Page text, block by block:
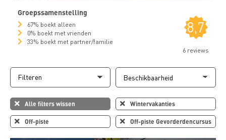
Groepssamenstelling
67% boekt alleen
0% boekt met vrienden
33% boekt met partner/familie
8,7
6 reviews
Filteren
Alle filters wissen Wintervakanties
Off-piste Off-piste Gevorderdencursus